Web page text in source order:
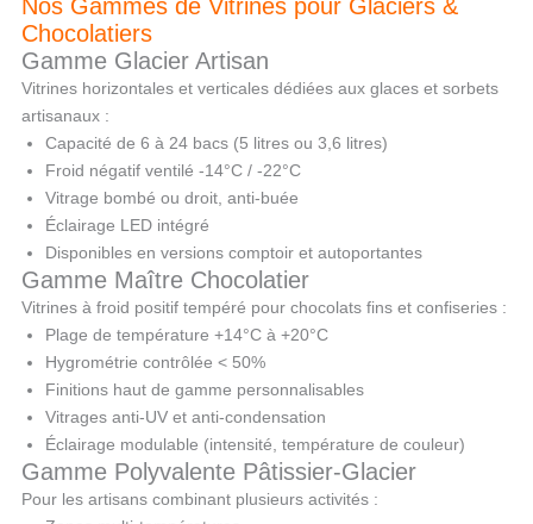
Nos Gammes de Vitrines pour Glaciers &
Chocolatiers
Gamme Glacier Artisan
Vitrines horizontales et verticales dédiées aux glaces et sorbets
artisanaux :
Capacité de 6 à 24 bacs (5 litres ou 3,6 litres)
Froid négatif ventilé -14°C / -22°C
Vitrage bombé ou droit, anti-buée
Éclairage LED intégré
Disponibles en versions comptoir et autoportantes
Gamme Maître Chocolatier
Vitrines à froid positif tempéré pour chocolats fins et confiseries :
Plage de température +14°C à +20°C
Hygrométrie contrôlée < 50%
Finitions haut de gamme personnalisables
Vitrages anti-UV et anti-condensation
Éclairage modulable (intensité, température de couleur)
Gamme Polyvalente Pâtissier-Glacier
Pour les artisans combinant plusieurs activités :